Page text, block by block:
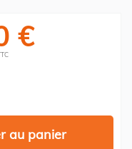
€
au panier